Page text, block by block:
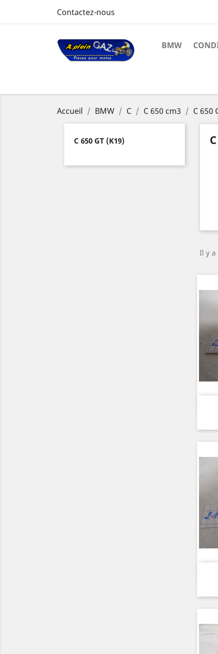
Contactez-nous
BMW
Accueil BMW C C 650 cm3 C 650
C 650 GT (K19)
Il y a